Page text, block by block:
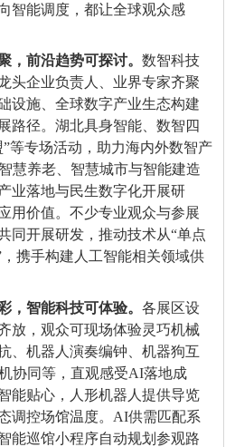
智能调度，都让全球观众感
，前沿趋势可探讨。 数智科技
头企业负责人、业界专家齐聚
设施、全球数字产业生态构建
路径。湖北具身智能、数智四
”等专场活动，助力海内外数智产
慧养老、智慧城市与智能建造
业落地与民生数字化开展研
用价值。不少专业观众与参展
同开展研发，推动技术从“单点
，携手构建人工智能相关领域供
，智能科技可体验。 各展区设
放，观众可现场体验灵巧机械
、机器人演奏编钟、机器狗互
协同等，直观感受AI落地成
能贴心，人形机器人提供导览
调控场馆温度。 AI供需匹配系
能巡馆小程序自动规划参观路